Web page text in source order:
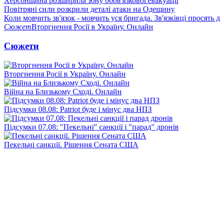
Повітряні сили розкрили деталі атаки на Одещину
Коли мовчить зв'язок - мовчить уся бригада. Зв'язківці просять
СюжетВторгнення Росії в Україну. Онлайн
Сюжети
Вторгнення Росії в Україну. Онлайн
Війна на Близькому Сході. Онлайн
Підсумки 08.08: Patriot буде і мінус два НПЗ
Підсумки 07.08: "Пекельні" санкції і "парад" дронів
Пекельні санкції. Рішення Сената США